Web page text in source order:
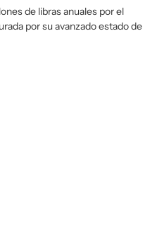
de libras anuales por el
por su avanzado estado de